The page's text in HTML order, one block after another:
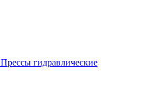
Прессы гидравлические